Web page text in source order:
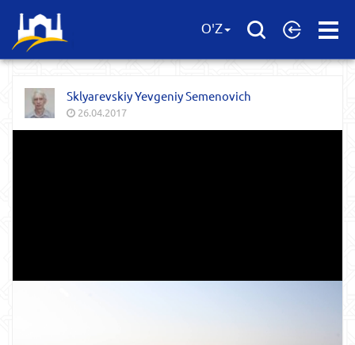
Open
O'Z
Sklyarevskiy Yevgeniy Semenovich
26.04.2017